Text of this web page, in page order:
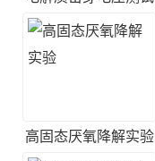
高固态厌氧降解实验